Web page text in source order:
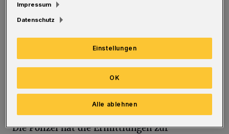
Die Feuerwehr verhinderte, dass die Flammen
auf angrenzende Wohnungen übergriffen. Die
Einsatzkräfte löschten brennenden Diesel ab
und kontrollierten die Wohnungen auf eine
erhöhte Rauchgaskonzentration. Es wurden
keine bedenklichen Werte festgestellt.
Die Polizei hat die Ermittlungen zur
Impressum
Datenschutz
Einstellungen
Alle ablehnen
OK